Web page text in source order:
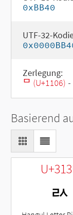
0xBB40
UTF-32-
Zerlegung:
ᄆ (U+1106) -
Basierend
ㄽ